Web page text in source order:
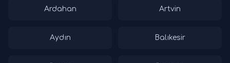
Ardahan Artvin
Aydın Balıkesir